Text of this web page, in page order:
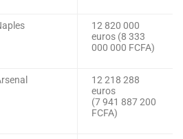
12 820 000
euros (8 333
000 000 FCFA)
12 218 288
euros
(7 941 887 200
FCFA)